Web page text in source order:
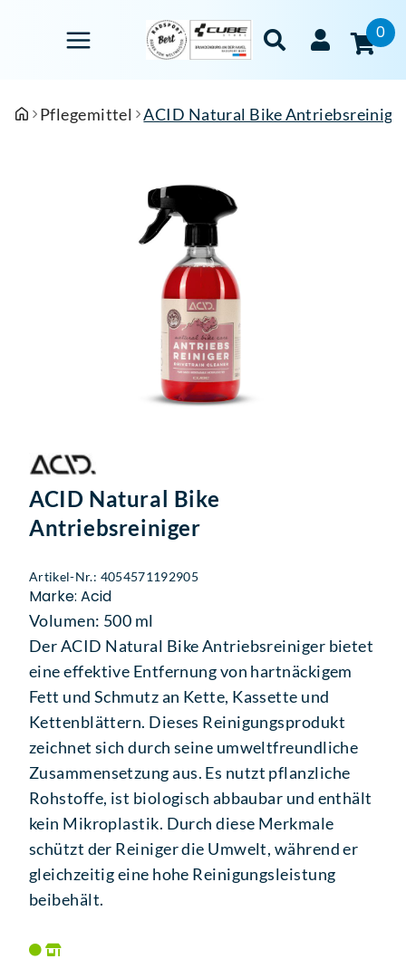
0
Pflegemittel ACID Natural Bike
ACID Natural Bike
Antriebsreiniger
Artikel-Nr.: 4054571192905
Marke: Acid
Volumen: 500 ml
Der ACID Natural Bike Antriebsreiniger bietet
eine effektive Entfernung von hartnäckigem
Fett und Schmutz an Kette, Kassette und
Kettenblättern. Dieses Reinigungsprodukt
zeichnet sich durch seine umweltfreundliche
Zusammensetzung aus. Es nutzt pflanzliche
Rohstoffe, ist biologisch abbaubar und enthält
kein Mikroplastik. Durch diese Merkmale
schützt der Reiniger die Umwelt, während er
gleichzeitig eine hohe Reinigungsleistung
beibehält.